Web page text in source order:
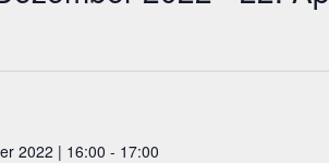
2022 | 16:00 - 17:00